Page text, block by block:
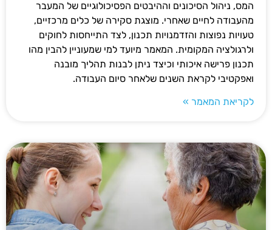
המס, ניהול הסיכונים וההיבטים הפסיכולוגיים של המעבר
מהעבודה לחיים שאחרי. מוצגת סקירה של כלים מרכזיים,
טעויות נפוצות והזדמנויות תכנון, לצד התייחסות לחוקים
ולרגולציה המקומית. המאמר מיועד למי שמעוניין להבין מהו
תכנון פרישה איכותי וכיצד ניתן לבנות תהליך מובנה
ואפקטיבי לקראת השנים שלאחר סיום העבודה.
לקריאת המאמר »